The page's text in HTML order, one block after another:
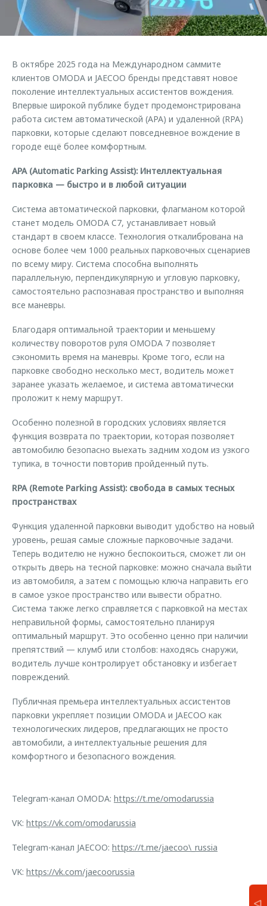
Кредитные программы
Страхование
Аксессуары
Одежда и сувениры
Оригинальные аксессуары
Запчасти
Трейд-ин
Калькулятор трейд-ин
Клиентская поддержка
O&J Автоклуб
Приложение O&J
Одежда и сувениры
Оригинальные аксессуары
Обратная связь
В октябре 2025 года на Международном саммите
клиентов OMODA и JAECOO бренды представят новое
поколение интеллектуальных ассистентов вождения.
Впервые широкой публике будет продемонстрирована
работа систем автоматической (APA) и удаленной (RPA)
парковки, которые сделают повседневное вождение в
городе ещё более комфортным.
APA (Automatic Parking Assist): Интеллектуальная
парковка — быстро и в любой ситуации
Система автоматической парковки, флагманом которой
станет модель OMODA C7, устанавливает новый
стандарт в своем классе. Технология откалибрована на
основе более чем 1000 реальных парковочных сценариев
по всему миру. Система способна выполнять
параллельную, перпендикулярную и угловую парковку,
самостоятельно распознавая пространство и выполняя
все маневры.
Благодаря оптимальной траектории и меньшему
количеству поворотов руля OMODA 7 позволяет
сэкономить время на маневры. Кроме того, если на
парковке свободно несколько мест, водитель может
заранее указать желаемое, и система автоматически
проложит к нему маршрут.
Особенно полезной в городских условиях является
функция возврата по траектории, которая позволяет
автомобилю безопасно выехать задним ходом из узкого
тупика, в точности повторив пройденный путь.
RPA (Remote Parking Assist): свобода в самых тесных
пространствах
Функция удаленной парковки выводит удобство на новый
уровень, решая самые сложные парковочные задачи.
Теперь водителю не нужно беспокоиться, сможет ли он
открыть дверь на тесной парковке: можно сначала выйти
из автомобиля, а затем с помощью ключа направить его
в самое узкое пространство или вывести обратно.
Система также легко справляется с парковкой на местах
неправильной формы, самостоятельно планируя
оптимальный маршрут. Это особенно ценно при наличии
препятствий — клумб или столбов: находясь снаружи,
водитель лучше контролирует обстановку и избегает
повреждений.
Публичная премьера интеллектуальных ассистентов
парковки укрепляет позиции OMODA и JAECOO как
технологических лидеров, предлагающих не просто
автомобили, а интеллектуальные решения для
комфортного и безопасного вождения.
Telegram-канал OMODA: https://t.me/omodarussia
VK: https://vk.com/omodarussia
Telegram-канал JAECOO: https://t.me/jaecoo\_russia
VK: https://vk.com/jaecoorussia